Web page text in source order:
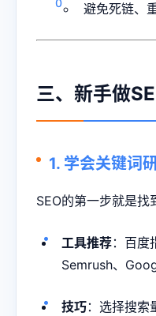
避免死链、
三、新手做
1. 学会关键词
SEO的第一步就是找
工具推荐：百度
Semrush、
技巧：选择搜索